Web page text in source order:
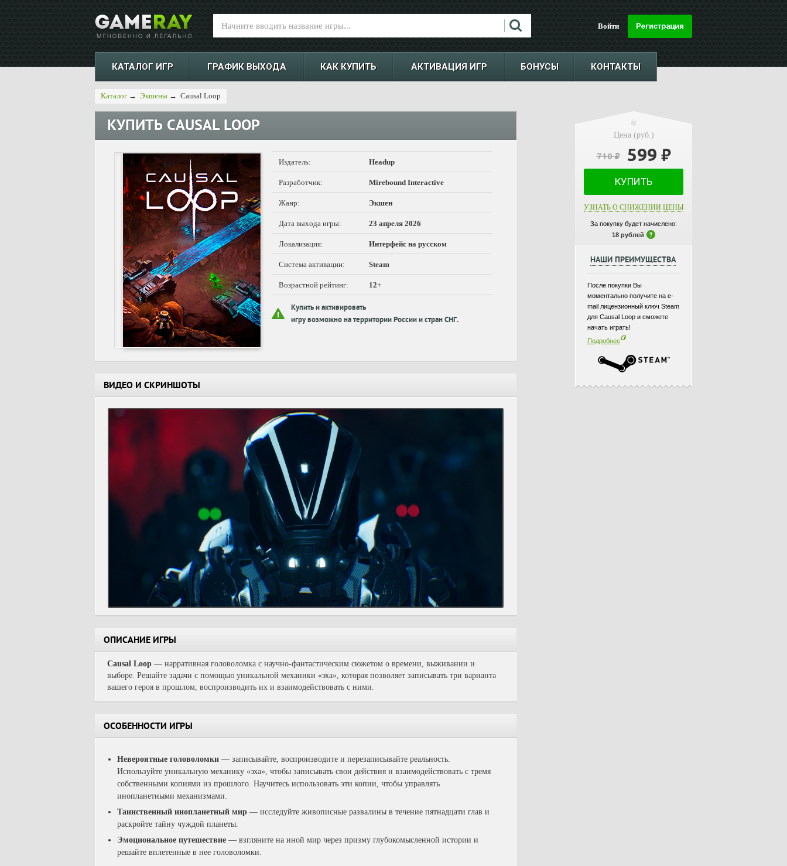
Войти
КАТАЛОГ ИГР ГРАФИК ВЫХОДА КАК КУПИТЬ АКТИВАЦИЯ ИГР БОНУСЫ КОНТАКТЫ
Каталог → Экшены → Causal Loop
КУПИТЬ CAUSAL LOOP
Издатель: Headup
Разработчик: Mirebound Interactive
Жанр: Экшен
Дата выхода игры: 23 апреля 2026
Локализация: Интерфейс на русском
Система активации: Steam
Возрастной рейтинг: 12+
Купить и активировать
игру возможно на территории России и стран СНГ.
ВИДЕО И СКРИНШОТЫ
ОПИСАНИЕ ИГРЫ
Causal Loop — нарративная головоломка с научно-фантастическим сюжетом о времени, выживании и
выборе. Решайте задачи с помощью уникальной механики «эха», которая позволяет записывать три варианта
вашего героя в прошлом, воспроизводить их и взаимодействовать с ними.
ОСОБЕННОСТИ ИГРЫ
Невероятные головоломки — записывайте, воспроизводите и перезаписывайте реальность.
Используйте уникальную механику «эха», чтобы записывать свои действия и взаимодействовать с тремя
собственными копиями из прошлого. Научитесь использовать эти копии, чтобы управлять
инопланетными механизмами.
Таинственный инопланетный мир — исследуйте живописные развалины в течение пятнадцати глав и
раскройте тайну чуждой планеты.
Эмоциональное путешествие — взгляните на иной мир через призму глубокомысленной истории и
решайте вплетенные в нее головоломки.
Цена (руб.)
710₽ 599 ₽
КУПИТЬ
УЗНАТЬ О СНИЖЕНИИ ЦЕНЫ
За покупку будет начислено:
18 рублей
НАШИ ПРЕИМУЩЕСТВА
После покупки Вы
моментально получите на e-
mail лицензионный ключ Steam
для Causal Loop и сможете
начать играть!
Подробнее